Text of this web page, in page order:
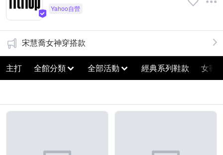
宋慧喬女神穿搭款
主打 全館分類 全部活動 經典系列鞋款 女鞋